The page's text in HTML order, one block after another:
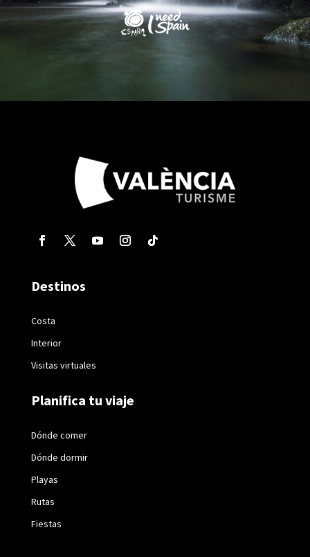
Destinos
Costa
Interior
Visitas virtuales
Planifica tu viaje
Dónde comer
Dónde dormir
Playas
Rutas
Fiestas